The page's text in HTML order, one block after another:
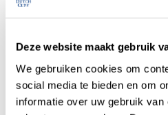
Deze website maakt gebruik
We gebruiken cookies om
social media te bieden en om
informatie over uw gebruik